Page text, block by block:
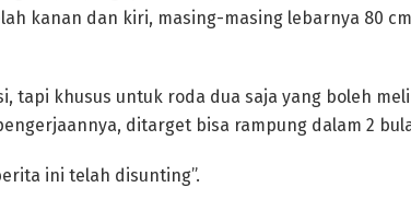
kanan dan kiri, masing-masing lebarnya 80
tapi khusus untuk roda dua saja yang boleh
ditarget bisa rampung dalam 2
ini telah disunting”.